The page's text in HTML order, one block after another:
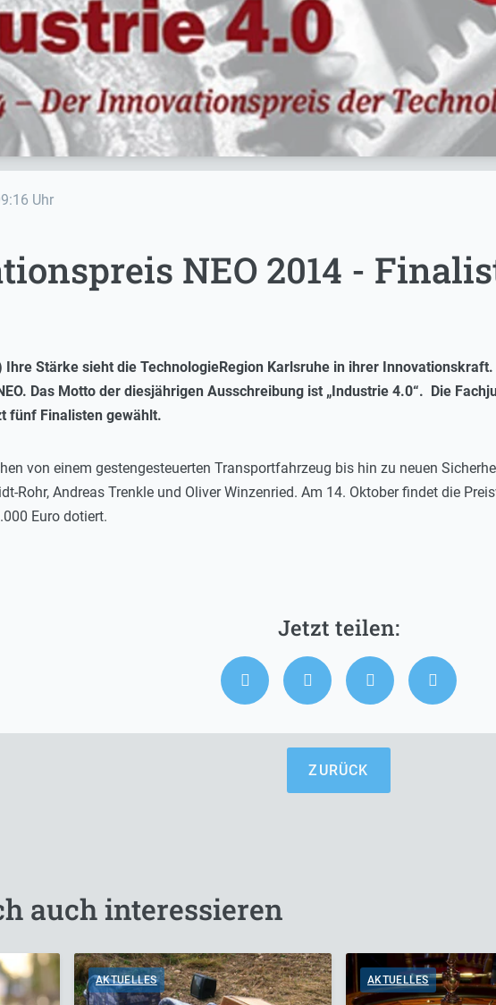
Uhr
NEO 2014 -
Stärke sieht die TechnologieRegion Karlsruhe in ihrer
Das Motto der diesjährigen Ausschreibung ist „Industrie 4.0“. Die
fünf Finalisten gewählt.
von einem gestengesteuerten Transportfahrzeug bis hin zu neuen
Rohr, Andreas Trenkle und Oliver Winzenried. Am 14. Oktober findet die
Euro dotiert.
ZURÜCK
auch interessieren
AKTUELLES AKTUELLES